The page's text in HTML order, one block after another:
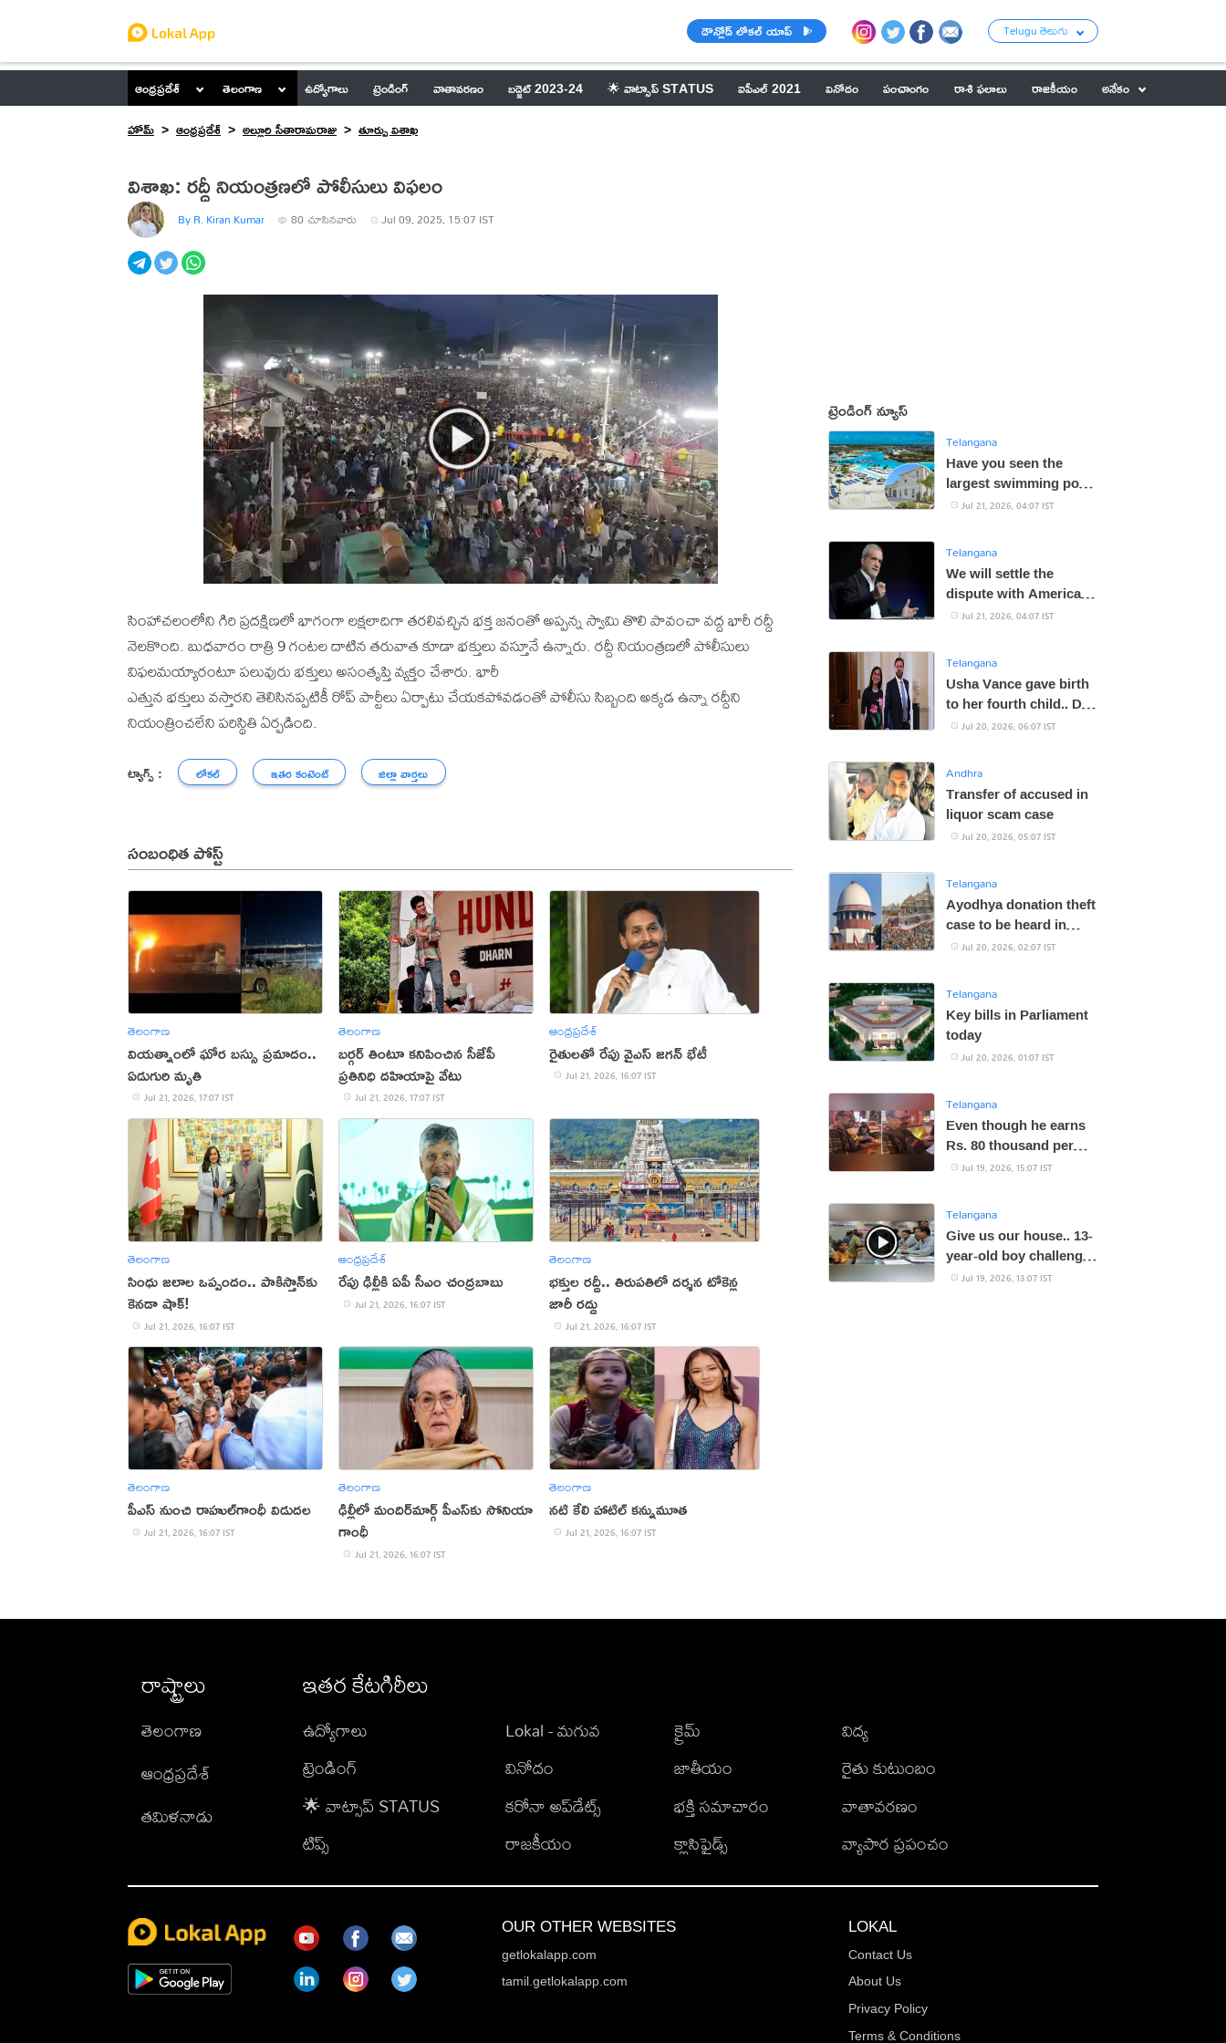
డౌన్లోడ్ లోకల్ యాప్ Telugu తెలుగు
ఆంధ్రప్రదేశ్ తెలంగాణ ఉద్యోగాలు ట్రెండింగ్ వాతావరణం బడ్జెట్ 2023-24 🌟 వాట్సాప్ STATUS ఐపీఎల్ 2021 వినోదం పంచాంగం రాశి ఫలాలు రాజకీయం
అనేకం
హోమ్
ఆంధ్రప్రదేశ్ అల్లూరి సీతారామరాజు తూర్పు విశాఖ
విశాఖ: రద్దీ నియంత్రణలో పోలీసులు విఫలం
By R. Kiran Kumar 80 చూసినవారు Jul 09, 2025, 15:07 IST
సింహాచలంలోని గిరి ప్రదక్షిణలో భాగంగా లక్షలాదిగా తరలివచ్చిన భక్త జనంతో అప్పన్న స్వామి తొలి పావంచా వద్ద భారీ రద్దీ
నెలకొంది. బుధవారం రాత్రి 9 గంటల దాటిన తరువాత కూడా భక్తులు వస్తూనే ఉన్నారు. రద్దీ నియంత్రణలో పోలీసులు
విఫలమయ్యారంటూ పలువురు భక్తులు అసంతృప్తి వ్యక్తం చేశారు. భారీ
ఎత్తున భక్తులు వస్తారని తెలిసినప్పటికీ రోప్ పార్టీలు ఏర్పాటు చేయకపోవడంతో పోలీసు సిబ్బంది అక్కడ ఉన్నా రద్దీని
నియంత్రించలేని పరిస్థితి ఏర్పడింది.
ట్యాగ్స్ : లోకల్ ఇతర కంటెంట్ జిల్లా వార్తలు
సంబంధిత పోస్ట్
తెలంగాణ
వియత్నాంలో ఘోర బస్సు ప్రమాదం..
ఏడుగురి మృతి
Jul 21, 2026, 17:07 IST
తెలంగాణ
బర్గర్ తింటూ కనిపించిన సీజేపీ
ప్రతినిధి దహియాపై వేటు
Jul 21, 2026, 17:07 IST
ఆంధ్రప్రదేశ్
రైతులతో రేపు వైఎస్ జగన్ భేటీ
Jul 21, 2026, 16:07 IST
తెలంగాణ
సింధు జలాల ఒప్పందం.. పాకిస్తాన్‌కు
కెనడా షాక్!
Jul 21, 2026, 16:07 IST
ఆంధ్రప్రదేశ్
రేపు ఢిల్లీకి ఏపీ సీఎం చంద్రబాబు
Jul 21, 2026, 16:07 IST
తెలంగాణ
భక్తుల రద్దీ.. తిరుపతిలో దర్శన టోకెన్ల
జారీ రద్దు
Jul 21, 2026, 16:07 IST
తెలంగాణ
పీఎస్‌ నుంచి రాహుల్‌గాంధీ విడుదల
Jul 21, 2026, 16:07 IST
తెలంగాణ
ఢిల్లీలో మందిర్‌మార్గ్‌ పీఎస్‌కు సోనియా
గాంధీ
Jul 21, 2026, 16:07 IST
తెలంగాణ
నటి కేలి హాటిల్ కన్నుమూత
Jul 21, 2026, 16:07 IST
ట్రెండింగ్ న్యూస్
Telangana
Have you seen the
largest swimming pool
in America?
Jul 21, 2026, 04:07 IST
Telangana
We will settle the
dispute with America:
Iranian President
Jul 21, 2026, 04:07 IST
Telangana
Usha Vance gave birth
to her fourth child.. Do
you know what her
Jul 20, 2026, 06:07 IST
Andhra
Transfer of accused in
liquor scam case
Jul 20, 2026, 05:07 IST
Telangana
Ayodhya donation theft
case to be heard in
Supreme Court today
Jul 20, 2026, 02:07 IST
Telangana
Key bills in Parliament
today
Jul 20, 2026, 01:07 IST
Telangana
Even though he earns
Rs. 80 thousand per
month in rent.. a person
Jul 19, 2026, 15:07 IST
Telangana
Give us our house.. 13-
year-old boy challenges
the collector!
Jul 19, 2026, 13:07 IST
రాష్ట్రాలు
తెలంగాణ
ఆంధ్రప్రదేశ్
తమిళనాడు
ఇతర కేటగిరీలు
ఉద్యోగాలు
ట్రెండింగ్
🌟 వాట్సాప్ STATUS
టిప్స్
Lokal - మగువ
వినోదం
కరోనా అప్‌డేట్స్
రాజకీయం
క్రైమ్
జాతీయం
భక్తి సమాచారం
క్లాసిఫైడ్స్
విద్య
రైతు కుటుంబం
వాతావరణం
వ్యాపార ప్రపంచం
OUR OTHER WEBSITES
getlokalapp.com
tamil.getlokalapp.com
LOKAL
Contact Us
About Us
Privacy Policy
Terms & Conditions